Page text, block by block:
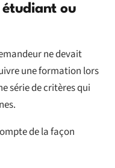
ou
ne devait
une formation lors
série de critères qui
de la façon